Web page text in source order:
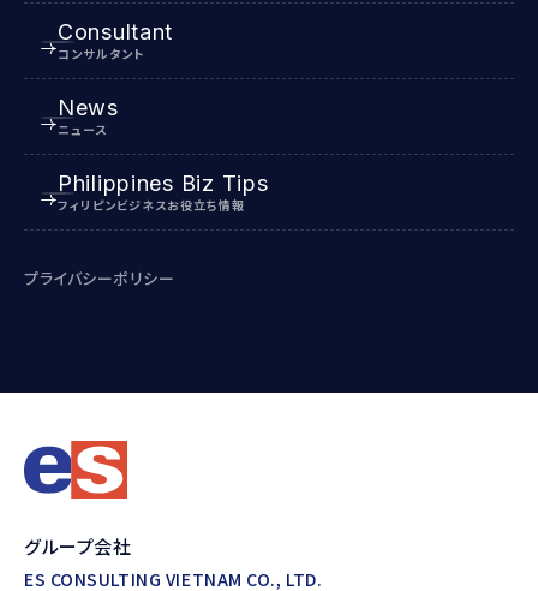
Consultant
コンサルタント
News
ニュース
Philippines Biz Tips
フィリピンビジネスお役立ち情報
プライバシーポリシー
グループ会社
ES CONSULTING VIETNAM CO., LTD.